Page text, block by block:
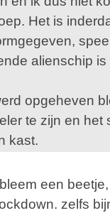
Het is
alienschip is
opgeheven
te zijn en het
kast.
een
zelfs